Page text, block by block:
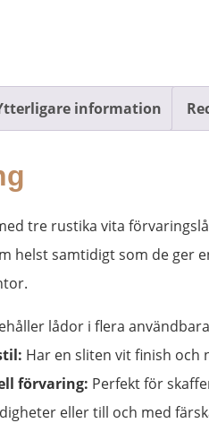
information
tre rustika vita
helst samtidigt som de ger
lådor i flera
Har en sliten vit finish
förvaring:​ Perfekt för
eller till och med